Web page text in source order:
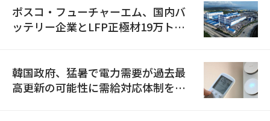
ポスコ・フューチャーエム、国内バ
ッテリー企業とLFP正極材19万トン
韓国政府、猛暑で電力需要が過去最
高更新の可能性に需給対応体制を点